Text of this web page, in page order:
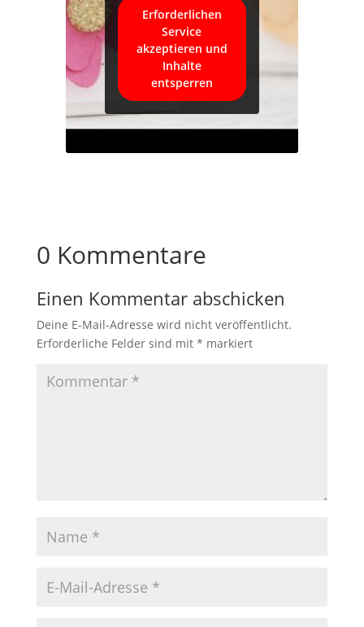
Erforderlichen
Service
akzeptieren und
Inhalte
entsperren
0 Kommentare
Einen Kommentar abschicken
Deine E-Mail-Adresse wird nicht veröffentlicht.
Erforderliche Felder sind mit * markiert